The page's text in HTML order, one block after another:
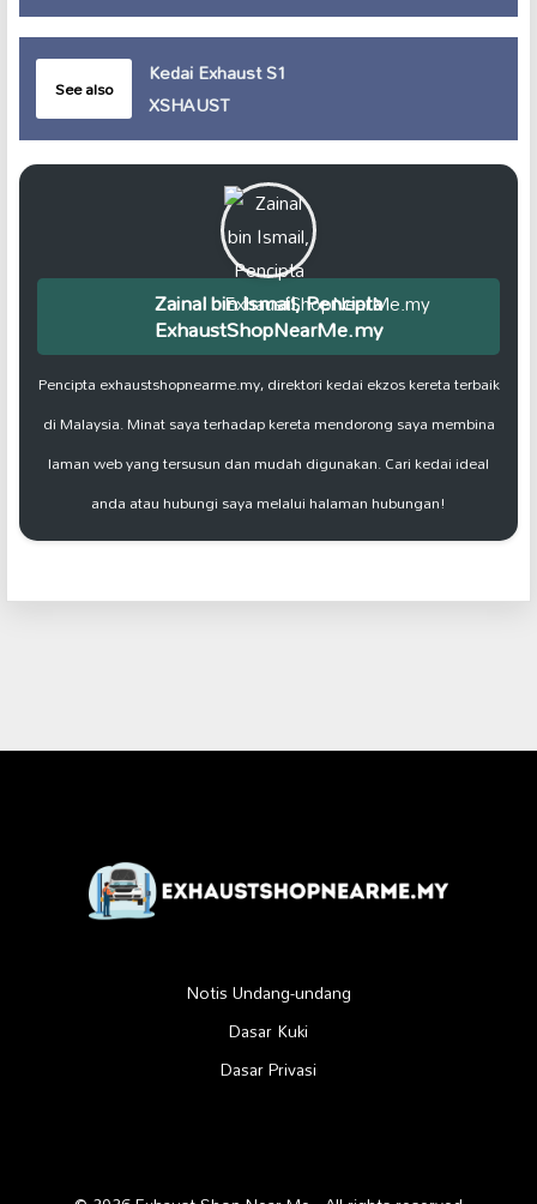
See also
Kedai Exhaust S1
XSHAUST
Zainal bin Ismail, Pencipta
ExhaustShopNearMe.my
Pencipta exhaustshopnearme.my, direktori kedai ekzos kereta terbaik
di Malaysia. Minat saya terhadap kereta mendorong saya membina
laman web yang tersusun dan mudah digunakan. Cari kedai ideal
anda atau hubungi saya melalui halaman hubungan!
Notis Undang-undang
Dasar Kuki
Dasar Privasi